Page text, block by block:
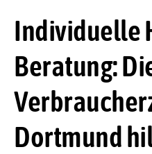
Individuelle
Beratung:
Dortmund